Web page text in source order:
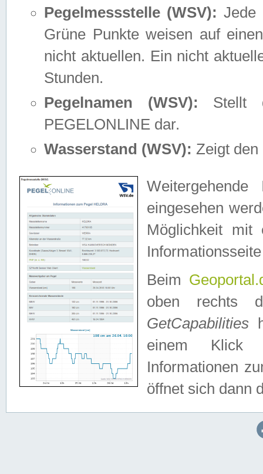
Pegelmessstelle (WSV): Jede
Grüne Punkte weisen auf
nicht aktuellen. Ein nicht
Stunden.
Pegelnamen (WSV): Stellt
PEGELONLINE dar.
Wasserstand (WSV): Zeigt den
eingesehen
Möglichkeit mit
Beim
oben rechts
GetCapabilities
einem Klick
Informationen
öffnet sich dann